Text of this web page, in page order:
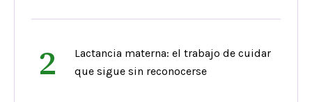
2
Lactancia materna: el trabajo de cuidar
que sigue sin reconocerse